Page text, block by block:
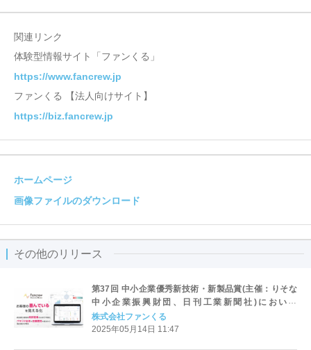
関連リンク
体験型情報サイト「ファンくる」
https://www.fancrew.jp
ファンくる 【法人向けサイト】
https://biz.fancrew.jp
ホームページ
画像ファイルのダウンロード
その他のリリース
第37回 中小企業優秀新技術・新製品賞(主催：りそな
中小企業振興財団、日刊工業新聞社)において
「Fancrew CR」がソフトウエア部門 奨励賞を受賞し
ました
株式会社ファンくる
2025年05月14日 11:47